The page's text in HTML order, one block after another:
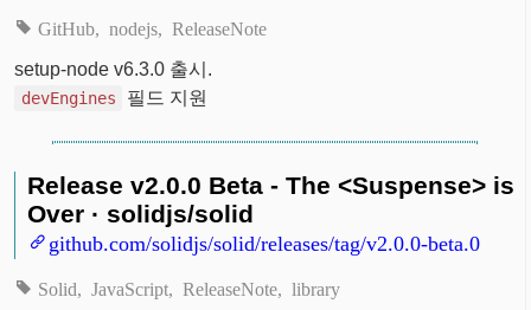
GitHub nodejs ReleaseNote
setup-node v6.3.0 출시.
devEngines 필드 지원
Release v2.0.0 Beta - The <Suspense> is
Over · solidjs/solid
github.com/solidjs/solid/releases/tag/v2.0.0-beta.0
Solid JavaScript ReleaseNote library